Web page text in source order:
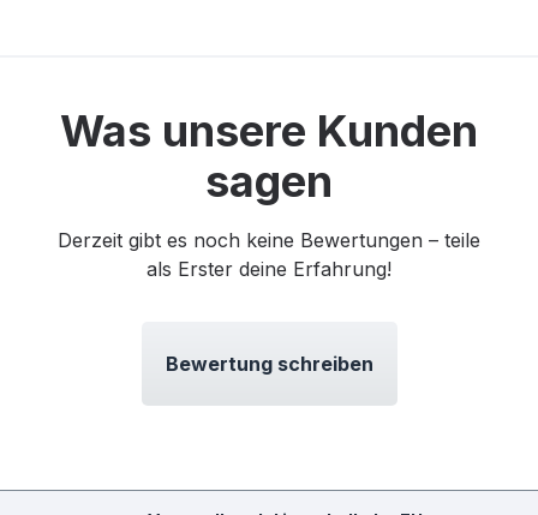
Was unsere Kunden
sagen
Derzeit gibt es noch keine Bewertungen – teile
als Erster deine Erfahrung!
Bewertung schreiben